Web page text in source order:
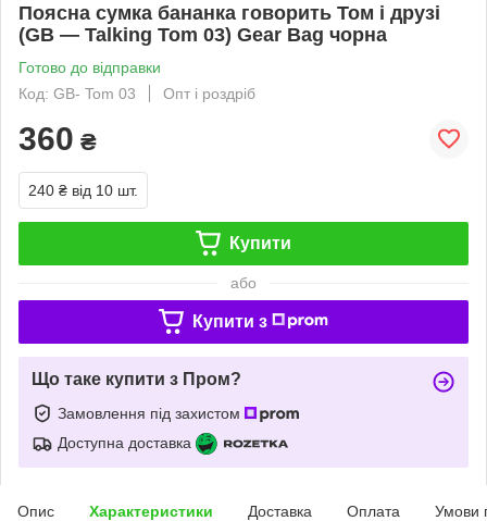
Поясна сумка бананка говорить Том і друзі
(GB — Talking Tom 03) Gear Bag чорна
Готово до відправки
Код: GB- Tom 03
Опт і роздріб
360 ₴
240 ₴ від 10 шт.
Купити
або
Купити з
Що таке купити з Пром?
Замовлення під захистом
Доступна доставка
Опис Характеристики Доставка Оплата Умови